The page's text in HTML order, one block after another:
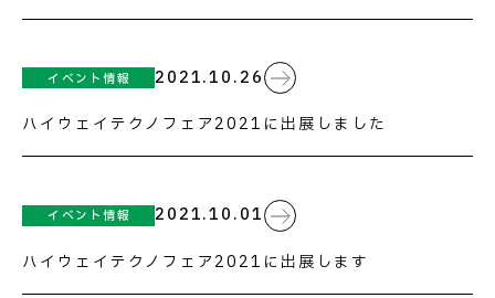
イベント情報 2021.10.26
ハイウェイテクノフェア2021に出展しました
イベント情報 2021.10.01
ハイウェイテクノフェア2021に出展します